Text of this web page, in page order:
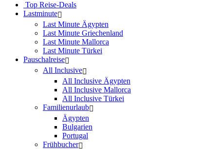
Top Reise-Deals
Lastminute
Last Minute Ägypten
Last Minute Griechenland
Last Minute Mallorca
Last Minute Türkei
Pauschalreise
All Inclusive
All Inclusive Ägypten
All Inclusive Mallorca
All Inclusive Türkei
Familienurlaub
Ägypten
Bulgarien
Portugal
Frühbucher